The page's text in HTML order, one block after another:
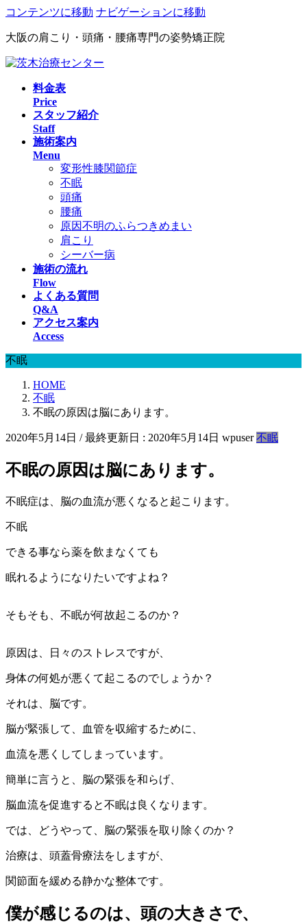
コンテンツに移動 ナビゲーションに移動
大阪の肩こり・頭痛・腰痛専門の姿勢矯正院
料金表
Price
スタッフ紹介
Staff
施術案内
Menu
変形性膝関節症
不眠
頭痛
腰痛
原因不明のふらつきめまい
肩こり
シーバー病
施術の流れ
Flow
よくある質問
Q&A
アクセス案内
Access
不眠
HOME
不眠
不眠の原因は脳にあります。
2020年5月14日 / 最終更新日 : 2020年5月14日 wpuser 不眠
不眠の原因は脳にあります。
不眠症は、脳の血流が悪くなると起こります。
不眠
できる事なら薬を飲まなくても
眠れるようになりたいですよね？
そもそも、不眠が何故起こるのか？
原因は、日々のストレスですが、
身体の何処が悪くて起こるのでしょうか？
それは、脳です。
脳が緊張して、血管を収縮するために、
血流を悪くしてしまっています。
簡単に言うと、脳の緊張を和らげ、
脳血流を促進すると不眠は良くなります。
では、どうやって、脳の緊張を取り除くのか？
治療は、頭蓋骨療法をしますが、
関節面を緩める静かな整体です。
僕が感じるのは、頭の大きさで、